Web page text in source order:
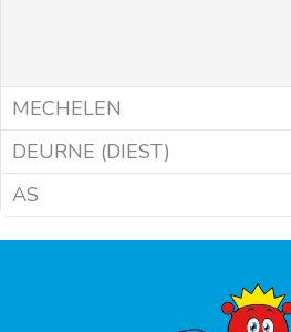
MECHELEN
DEURNE (DIEST)
AS